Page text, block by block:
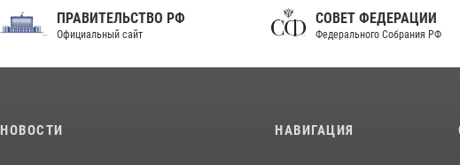
ПРАВИТЕЛЬСТВО РФ
Официальный сайт
СОВЕТ ФЕДЕРАЦИИ
Федерального Собрания РФ
НОВОСТИ НАВИГАЦИЯ